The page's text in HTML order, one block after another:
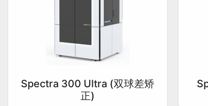
Spectra 300 Ultra (双球差矫
正)